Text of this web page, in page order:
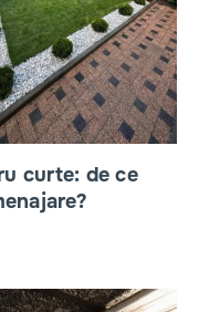
curte: de ce